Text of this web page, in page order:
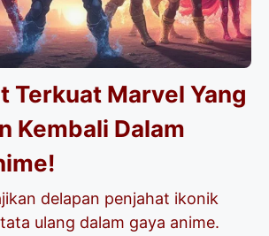
Terkuat Marvel Yang
Kembali Dalam
delapan penjahat ikonik
ulang dalam gaya anime.